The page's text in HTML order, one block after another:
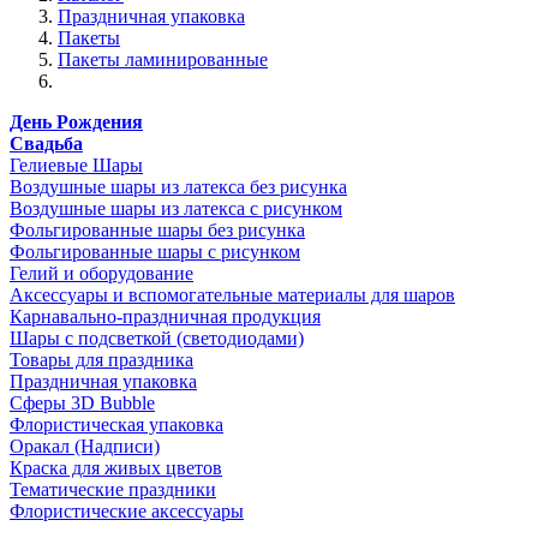
Праздничная упаковка
Пакеты
Пакеты ламинированные
День Рождения
Свадьба
Гелиевые Шары
Воздушные шары из латекса без рисунка
Воздушные шары из латекса с рисунком
Фольгированные шары без рисунка
Фольгированные шары с рисунком
Гелий и оборудование
Аксессуары и вспомогательные материалы для шаров
Карнавально-праздничная продукция
Шары с подсветкой (светодиодами)
Товары для праздника
Праздничная упаковка
Сферы 3D Bubble
Флористическая упаковка
Оракал (Надписи)
Краска для живых цветов
Тематические праздники
Флористические аксессуары